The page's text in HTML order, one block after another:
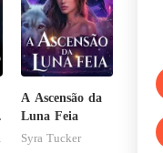
A Ascensão da
Luna Feia
Syra Tucker